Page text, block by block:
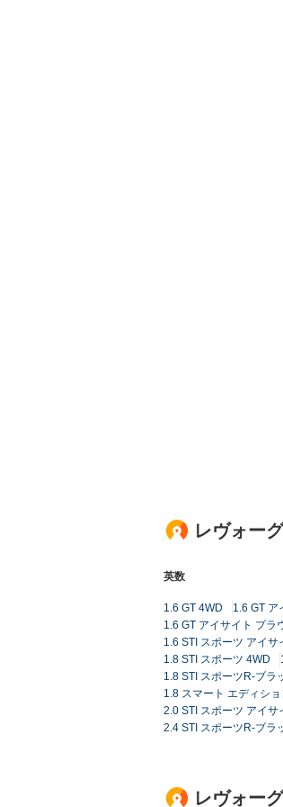
レヴォー
英数
1.6 GT 4WD 1.6 GT ア
1.6 GT アイサイト プラ
1.6 STI スポーツ アイサ
1.8 STI スポーツ 4WD
1.8 STI スポーツR-ブラ
1.8 スマート エディシ
2.0 STI スポーツ アイ
2.4 STI スポーツR-ブラ
レヴォー